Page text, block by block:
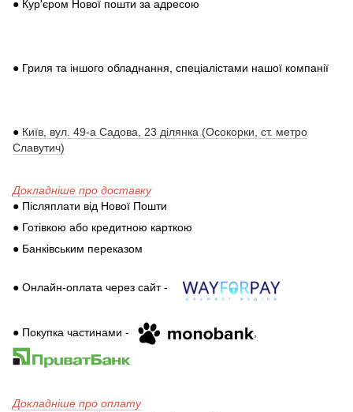
● Кур'єром Нової пошти за адресою
● Гриля та іншого обладнання, спеціалістами нашої компанії
● Київ, вул. 49-а Садова, 23 ділянка (Осокорки, ст. метро
Славутич)
Докладніше про доставку
● Післяплати від Нової Пошти
● Готівкою або кредитною карткою
● Банківським переказом
● Онлайн-оплата через сайт -
● Покупка частинами - ,
Докладніше про оплату